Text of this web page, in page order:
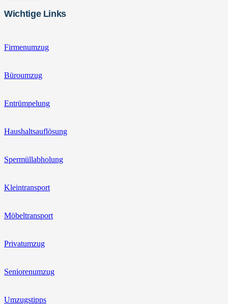
Wichtige Links
Firmenumzug
Büroumzug
Entrümpelung
Haushaltsauflösung
Spermüllabholung
Kleintransport
Möbeltransport
Privatumzug
Seniorenumzug
Umzugstipps